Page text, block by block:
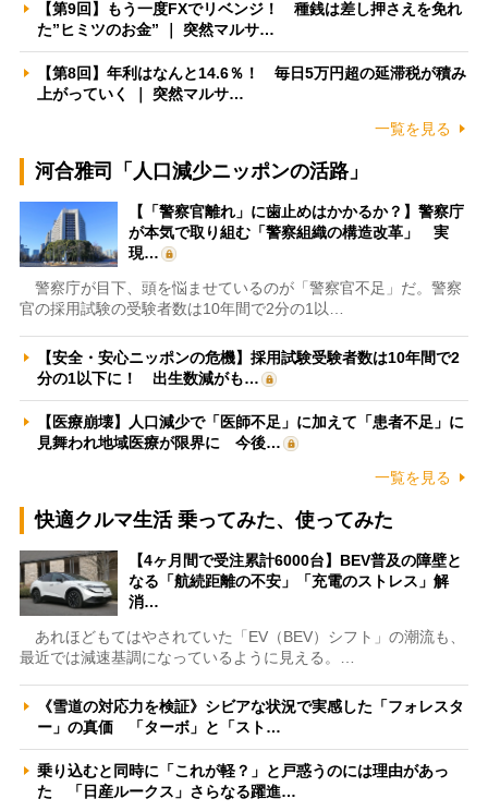
【第9回】もう一度FXでリベンジ！ 種銭は差し押さえを免れ
た”ヒミツのお金” ｜ 突然マルサ…
【第8回】年利はなんと14.6％！ 毎日5万円超の延滞税が積み
上がっていく ｜ 突然マルサ…
一覧を見る
河合雅司「人口減少ニッポンの活路」
【「警察官離れ」に歯止めはかかるか？】警察庁
が本気で取り組む「警察組織の構造改革」 実
現…
警察庁が目下、頭を悩ませているのが「警察官不足」だ。警察
官の採用試験の受験者数は10年間で2分の1以…
【安全・安心ニッポンの危機】採用試験受験者数は10年間で2
分の1以下に！ 出生数減がも…
【医療崩壊】人口減少で「医師不足」に加えて「患者不足」に
見舞われ地域医療が限界に 今後…
一覧を見る
快適クルマ生活 乗ってみた、使ってみた
【4ヶ月間で受注累計6000台】BEV普及の障壁と
なる「航続距離の不安」「充電のストレス」解
消…
あれほどもてはやされていた「EV（BEV）シフト」の潮流も、
最近では減速基調になっているように見える。…
《雪道の対応力を検証》シビアな状況で実感した「フォレスタ
ー」の真価 「ターボ」と「スト…
乗り込むと同時に「これが軽？」と戸惑うのには理由があっ
た 「日産ルークス」さらなる躍進…